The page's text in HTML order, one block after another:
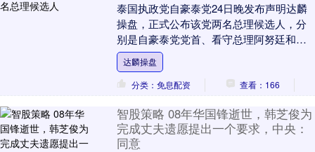
泰国执政党自豪泰党24日晚发布声明达麟
操盘，正式公布该党两名总理候选人，分
别是自豪泰党党首、看守总理阿努廷和看
守外交部长西哈萨·蓬集格。 声明说，提名
阿努廷是因....
达麟操盘
分类：免息配资
查看：166
智股策略 08年华国锋逝世，韩芝俊为
完成丈夫遗愿提出一个要求，中央：
同意